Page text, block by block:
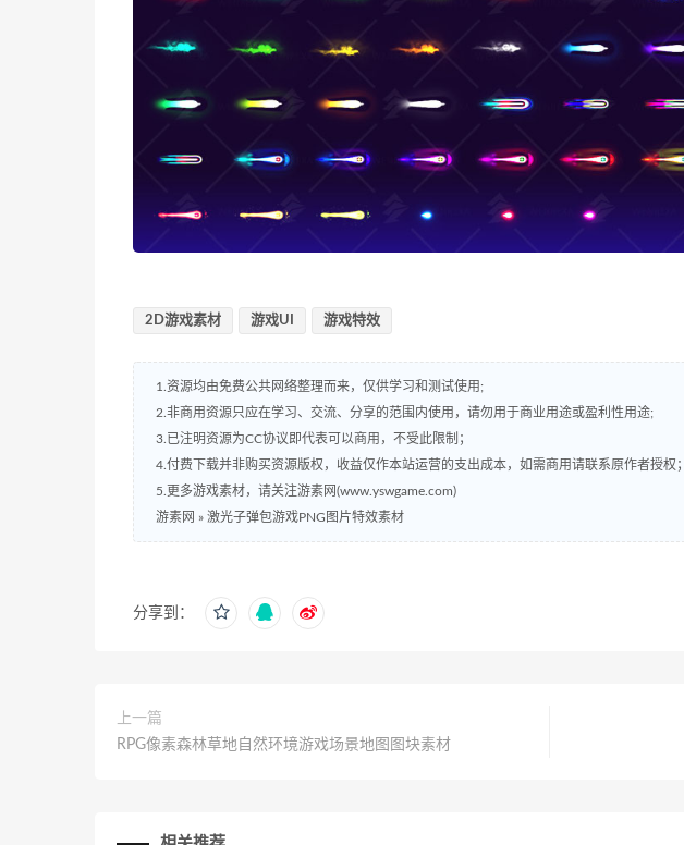
2D游戏素材 游戏UI 游戏特效
1.资源均由免费公共网络整理而来，仅供学习和测试使用;
2.非商用资源只应在学习、交流、分享的范围内使用，请勿用于商业用途或盈利性用途;
3.已注明资源为CC协议即代表可以商用，不受此限制；
4.付费下载并非购买资源版权，收益仅作本站运营的支出成本，如需商用请联系原作者授权；
5.更多游戏素材，请关注游素网(www.yswgame.com)
游素网 » 激光子弹包游戏PNG图片特效素材
分享到：
上一篇
RPG像素森林草地自然环境游戏场景地图图块素材